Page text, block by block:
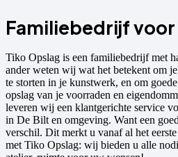
Familiebedrijf
Tiko Opslag is een familiebedrijf met
ander weten wij wat het betekent om
te storten in je kunstwerk, en om
opslag van je voorraden en
leveren wij een klantgerichte service
in De Bilt en omgeving. Want een
verschil. Dit merkt u vanaf al het
met Tiko Opslag: wij bieden u alle